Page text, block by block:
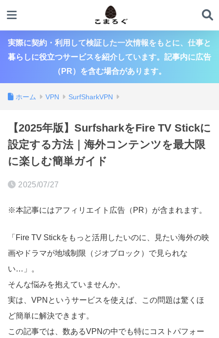
実際に契約・利用して検証した一次情報をもとに、仕事と
暮らしに役立つサービスを紹介しています。記事内に広告
（PR）を含む場合があります。
ホーム VPN SurfSharkVPN
【2025年版】SurfsharkをFire TV Stickに
設定する方法｜海外コンテンツを最大限
に楽しむ簡単ガイド
2025/07/27
※本記事にはアフィリエイト広告（PR）が含まれます。
「Fire TV Stickをもっと活用したいのに、見たい海外の映
画やドラマが地域制限（ジオブロック）で見られな
い…」。
そんな悩みを抱えていませんか。
実は、VPNというサービスを使えば、この問題は驚くほ
ど簡単に解決できます。
この記事では、数あるVPNの中でも特にコストパフォー